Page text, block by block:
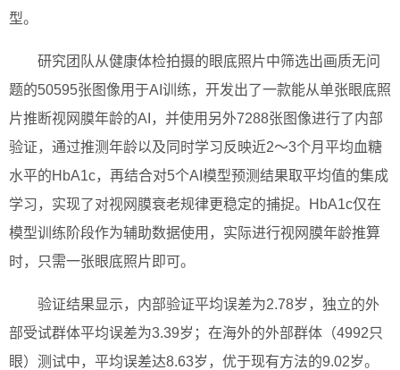
型。
研究团队从健康体检拍摄的眼底照片中筛选出画质无问
题的50595张图像用于AI训练，开发出了一款能从单张眼底照
片推断视网膜年龄的AI，并使用另外7288张图像进行了内部
验证，通过推测年龄以及同时学习反映近2～3个月平均血糖
水平的HbA1c，再结合对5个AI模型预测结果取平均值的集成
学习，实现了对视网膜衰老规律更稳定的捕捉。HbA1c仅在
模型训练阶段作为辅助数据使用，实际进行视网膜年龄推算
时，只需一张眼底照片即可。
验证结果显示，内部验证平均误差为2.78岁，独立的外
部受试群体平均误差为3.39岁；在海外的外部群体（4992只
眼）测试中，平均误差达8.63岁，优于现有方法的9.02岁。